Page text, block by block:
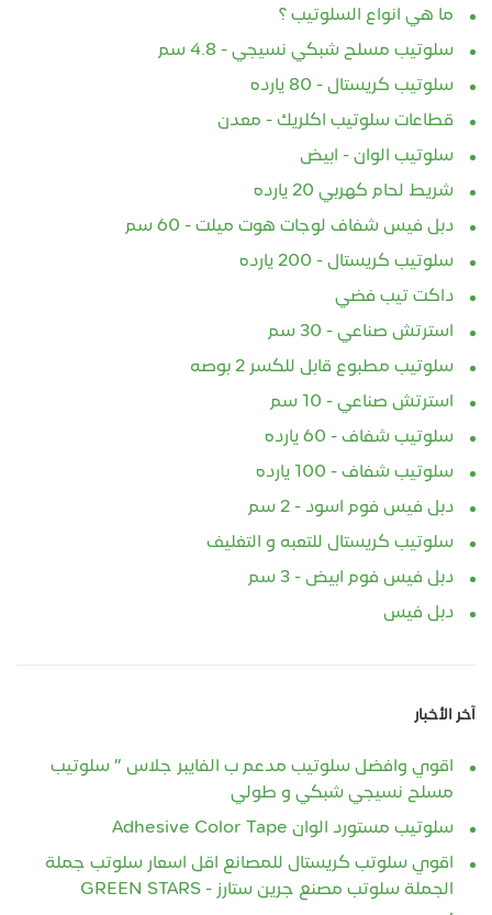
ما هي انواع السلوتيب ؟
سلوتيب مسلح شبكي نسيجي - 4.8 سم
سلوتيب كريستال - 80 يارده
قطاعات سلوتيب اكلريك - معدن
سلوتيب الوان - ابيض
شريط لحام كهربي 20 يارده
دبل فيس شفاف لوجات هوت ميلت - 60 سم
سلوتيب كريستال - 200 يارده
داكت تيب فضي
استرتش صناعي - 30 سم
سلوتيب مطبوع قابل للكسر 2 بوصه
استرتش صناعي - 10 سم
سلوتيب شفاف - 60 يارده
سلوتيب شفاف - 100 يارده
دبل فيس فوم اسود - 2 سم
سلوتيب كريستال للتعبه و التغليف
دبل فيس فوم ابيض - 3 سم
دبل فيس
آخر الأخبار
اقوي وافضل سلوتيب مدعم ب الفايبر جلاس ” سلوتيب
مسلح نسيجي شبكي و طولي
سلوتيب مستورد الوان Adhesive Color Tape
اقوي سلوتب كريستال للمصانع اقل اسعار سلوتب جملة
الجملة سلوتب مصنع جرين ستارز - GREEN STARS